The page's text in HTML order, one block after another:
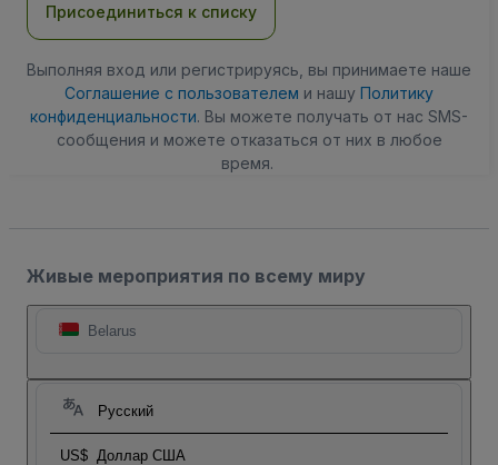
Присоединиться к списку
Выполняя вход или регистрируясь, вы принимаете наше
Соглашение с пользователем и нашу Политику
конфиденциальности. Вы можете получать от нас SMS-
сообщения и можете отказаться от них в любое
время.
Живые мероприятия по всему миру
Belarus
Русский
US$ Доллар США